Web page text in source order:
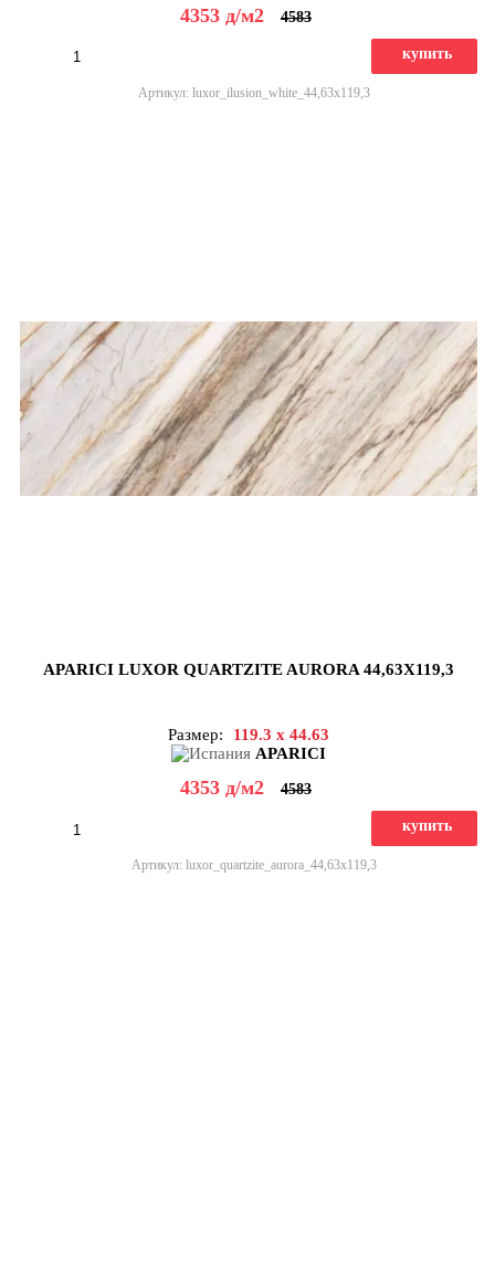
4353 д/м2 4583
купить
Артикул: luxor_ilusion_white_44,63x119,3
APARICI LUXOR QUARTZITE AURORA 44,63X119,3
Размер:
119.3 x 44.63
APARICI
4353 д/м2 4583
купить
Артикул: luxor_quartzite_aurora_44,63x119,3